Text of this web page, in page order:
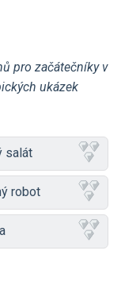
pro začátečníky v
ukázek
salát
robot